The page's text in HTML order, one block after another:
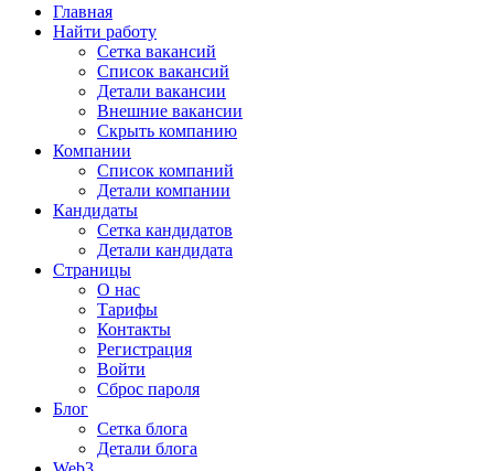
Главная
Найти работу
Сетка вакансий
Список вакансий
Детали вакансии
Внешние вакансии
Скрыть компанию
Компании
Список компаний
Детали компании
Кандидаты
Сетка кандидатов
Детали кандидата
Страницы
О нас
Тарифы
Контакты
Регистрация
Войти
Сброс пароля
Блог
Сетка блога
Детали блога